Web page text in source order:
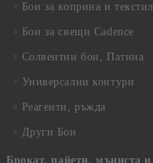
Бои за коприна и текстил
Бои за свещи Cadence
Солвентни бои, Патина
Универсални контури
Реагенти, ръжда
Други Бои
Брокат, пайети, мъниста и